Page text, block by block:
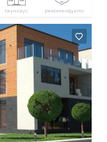
таунхаус рекомендуємо
Відміна